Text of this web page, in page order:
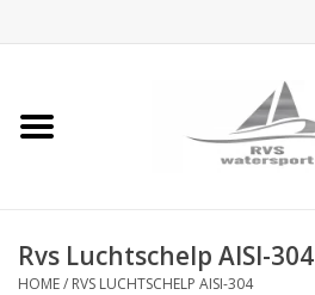
Home
Rvs Dekbeslag
Rvs Luchtschelp AISI-304
HOME/ RVS LUCHTSCHELP AISI-304